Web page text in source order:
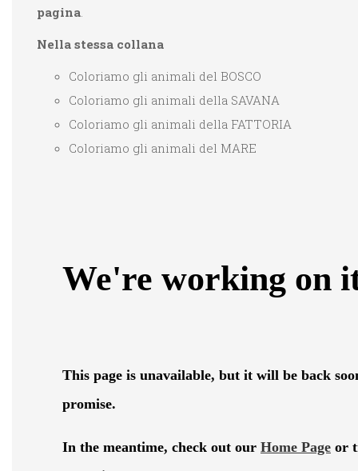
pagina.
Nella stessa collana
Coloriamo gli animali del BOSCO
Coloriamo gli animali della SAVANA
Coloriamo gli animali della FATTORIA
Coloriamo gli animali del MARE